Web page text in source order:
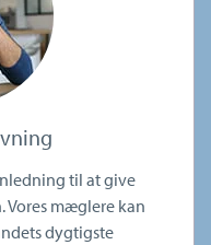
til at give
Vores mæglere kan
dygtigste